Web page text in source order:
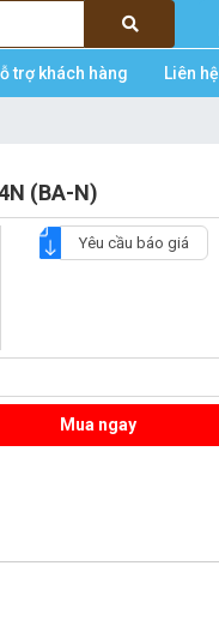
trợ khách hàng Liên hệ
(BA-N)
Yêu cầu báo giá
Mua ngay